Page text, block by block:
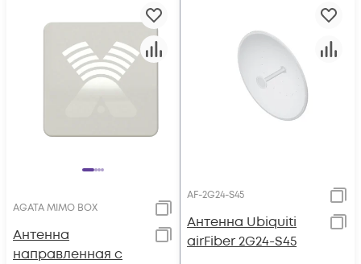
AGATA MIMO BOX
Антенна
направленная с
AF-2G24-S45
Антенна Ubiquiti
airFiber 2G24-S45